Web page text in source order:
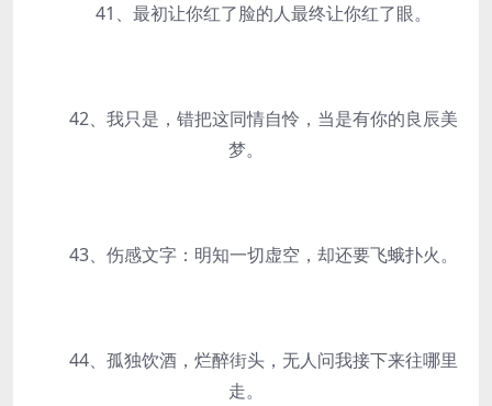
41、最初让你红了脸的人最终让你红了眼。
42、我只是，错把这同情自怜，当是有你的良辰美
梦。
43、伤感文字：明知一切虚空，却还要飞蛾扑火。
44、孤独饮酒，烂醉街头，无人问我接下来往哪里
走。